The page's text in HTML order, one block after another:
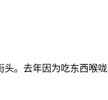
。去年因为吃东西